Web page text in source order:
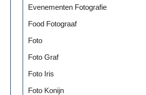
Evenementen Fotografie
Food Fotograaf
Foto
Foto Graf
Foto Iris
Foto Konijn